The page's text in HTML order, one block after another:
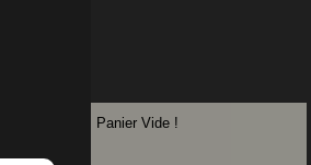
Panier Vide !